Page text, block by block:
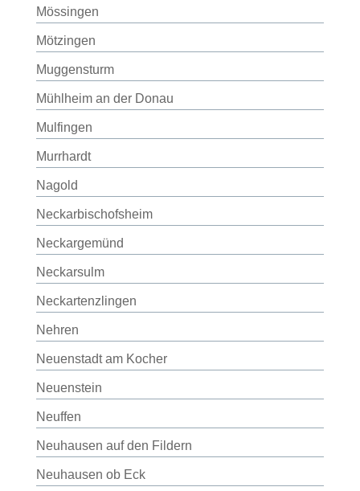
Mössingen
Mötzingen
Muggensturm
Mühlheim an der Donau
Mulfingen
Murrhardt
Nagold
Neckarbischofsheim
Neckargemünd
Neckarsulm
Neckartenzlingen
Nehren
Neuenstadt am Kocher
Neuenstein
Neuffen
Neuhausen auf den Fildern
Neuhausen ob Eck